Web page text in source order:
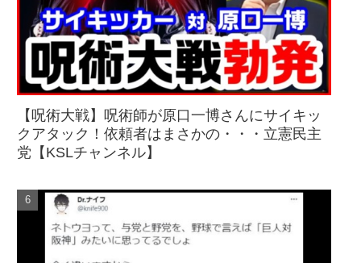
【呪術大戦】呪術師が原口一博さんにサイキッ
クアタック！依頼者はまさかの・・・立憲民主
党【KSLチャンネル】